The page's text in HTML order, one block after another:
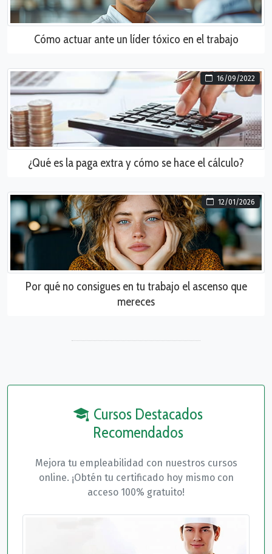
Cómo actuar ante un líder tóxico en el trabajo
16/09/2022
¿Qué es la paga extra y cómo se hace el cálculo?
12/01/2026
Por qué no consigues en tu trabajo el ascenso que
mereces
Cursos Destacados
Recomendados
Mejora tu empleabilidad con nuestros cursos
online. ¡Obtén tu certificado hoy mismo con
acceso 100% gratuito!